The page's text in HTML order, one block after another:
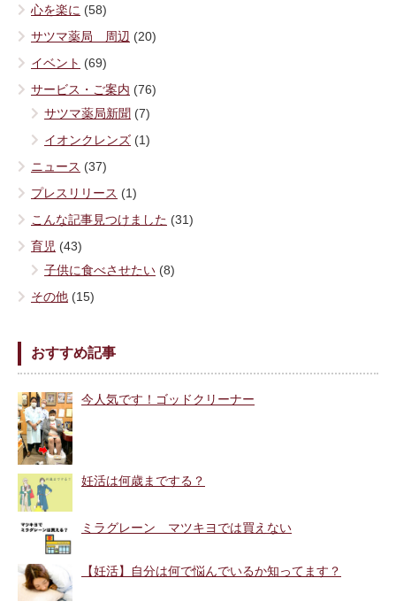
心を楽に (58)
サツマ薬局 周辺 (20)
イベント (69)
サービス・ご案内 (76)
サツマ薬局新聞 (7)
イオンクレンズ (1)
ニュース (37)
プレスリリース (1)
こんな記事見つけました (31)
育児 (43)
子供に食べさせたい (8)
その他 (15)
おすすめ記事
今人気です！ゴッドクリーナー
妊活は何歳までする？
ミラグレーン マツキヨでは買えない
【妊活】自分は何で悩んでいるか知ってます？